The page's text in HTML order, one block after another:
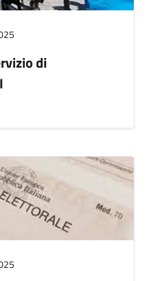
di